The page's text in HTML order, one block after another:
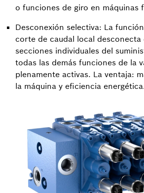
o funciones de giro en máquinas
Desconexión selectiva: La
corte de caudal local desconecta
secciones individuales del
todas las demás funciones de la
plenamente activas. La ventaja:
la máquina y eficiencia